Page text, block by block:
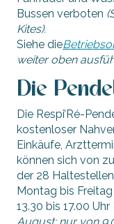
Bussen verboten
Kites).
Siehe die
weiter oben
Die
Die Respi’Ré-
kostenloser
Einkäufe,
können sich von
der 28
Montag bis
13.30 bis 17.00 Uhr